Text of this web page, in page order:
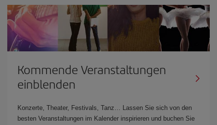
Kommende Veranstaltungen
einblenden
Konzerte, Theater, Festivals, Tanz… Lassen Sie sich von den
besten Veranstaltungen im Kalender inspirieren und buchen Sie